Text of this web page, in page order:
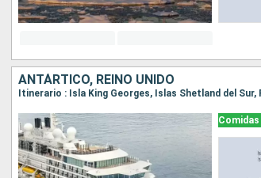
ANTÁRTICO, REINO UNIDO
Itinerario : Isla King Georges, Islas Shetland del